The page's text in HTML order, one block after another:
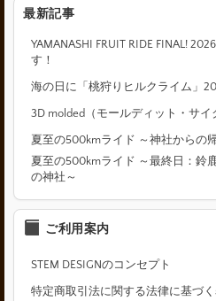
最新記事
YAMANASHI FRUIT RIDE FINAL!
す！
海の日に「桃狩りヒルクライム」
3D molded（モールディット・サイ
夏至の500kmライド ～神社からの
夏至の500kmライド ～最終日：鈴
の神社～
ご利用案内
STEM DESIGNのコンセプト
特定商取引法に関する法律に基づ